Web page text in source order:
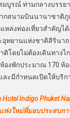
บูรณ์ ท่ามกลางบรรย
กสนามบินนานาชาติภู
หล่งท่องเที่ยวสำคัญไ
อุทยานแห่งชาติสิรินา
โดยไม่ต้องเดินทางไ
องพักประมาณ 170 ห้อ
ะมีกำหนดเปิดให้บริก
Hotel Indigo Phuket
ห่งใหม่ที่มอบประสบก